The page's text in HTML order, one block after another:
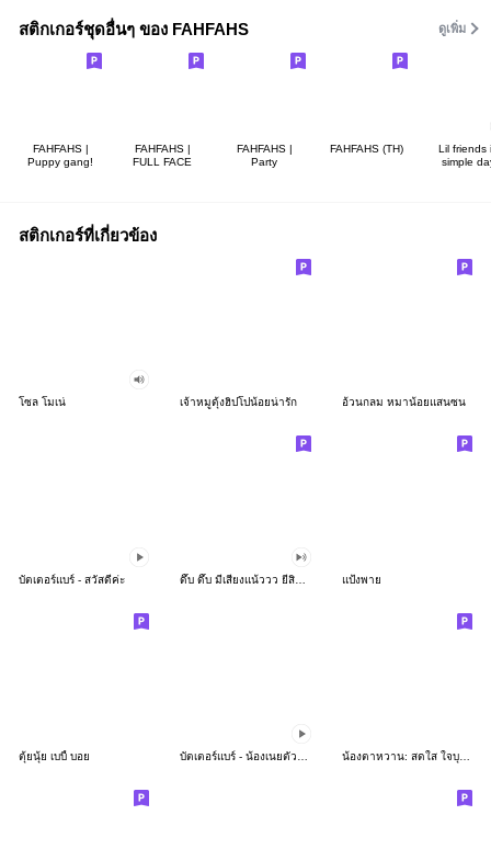
สติกเกอร์ชุดอื่นๆ ของ FAHFAHS ดูเพิ่ม
FAHFAHS |
Puppy gang!
FAHFAHS |
FULL FACE
FAHFAHS |
Party
FAHFAHS (TH)
Lil friends
simple
สติกเกอร์ที่เกี่ยวข้อง
โซล โมเน่ เจ้าหมูดุ้งฮิปโปน้อยน่ารัก อ้วนกลม หมาน้อยแสนซน
บัตเตอร์แบร์ - สวัสดีค่ะ แป้งพาย
ตุ้ยนุ้ย เบบี้ บอย น้องตาหวาน: สดใส ใจบุญ (สีพาสเทล)